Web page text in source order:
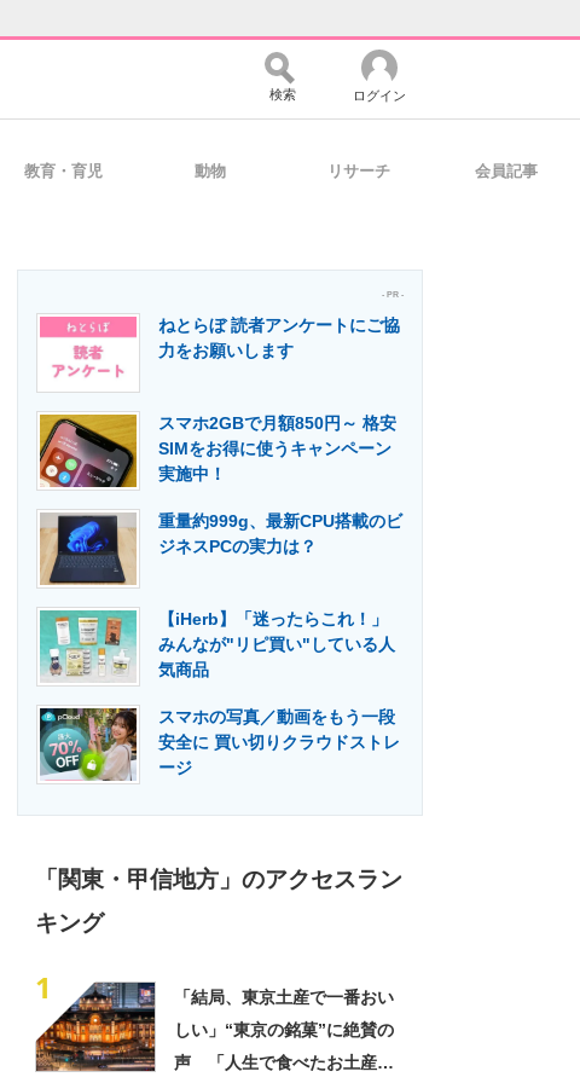
ーのコミュニティ マーケ×ITの今がよく分かる
導入・活用を支援
ーの専門メディア 建設×テクノロジーの最前線
検索 ログイン
教育・育児 動物 リサーチ 会員記事
- PR -
ねとらぼ 読者アンケートにご協
力をお願いします
スマホ2GBで月額850円～ 格安
SIMをお得に使うキャンペーン
実施中！
重量約999g、最新CPU搭載のビ
ジネスPCの実力は？
【iHerb】「迷ったらこれ！」
みんなが"リピ買い"している人
気商品
スマホの写真／動画をもう一段
安全に 買い切りクラウドストレ
ージ
「関東・甲信地方」のアクセスラン
キング
1
「結局、東京土産で一番おい
しい」“東京の銘菓”に絶賛の
声 「人生で食べたお土産の